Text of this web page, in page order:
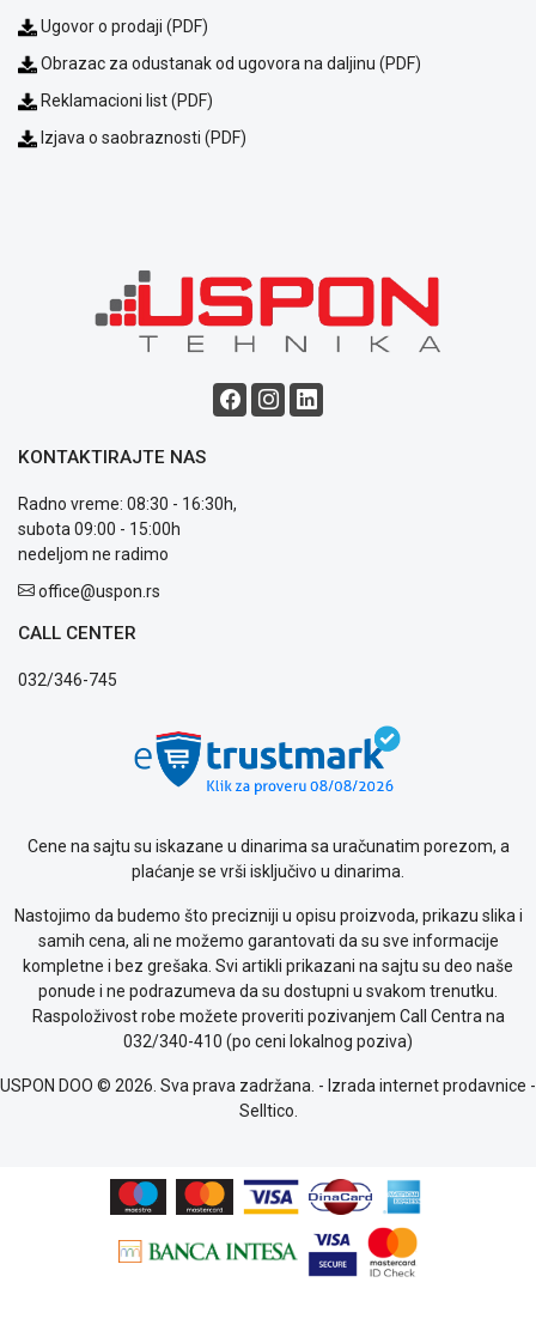
Blog
Način
plaćanja
Saobraznost
privatnosti
o
kolačićima
Provera
garancije
Kontakt
KREDIT
Ugovor o prodaji (PDF)
Obrazac za odustanak od ugovora na daljinu (PDF)
Reklamacioni list (PDF)
Izjava o saobraznosti (PDF)
KONTAKTIRAJTE NAS
Radno vreme: 08:30 - 16:30h,
subota 09:00 - 15:00h
nedeljom ne radimo
office@uspon.rs
CALL CENTER
032/346-745
Cene na sajtu su iskazane u dinarima sa uračunatim porezom, a
plaćanje se vrši isključivo u dinarima.
Nastojimo da budemo što precizniji u opisu proizvoda, prikazu slika i
samih cena, ali ne možemo garantovati da su sve informacije
kompletne i bez grešaka. Svi artikli prikazani na sajtu su deo naše
ponude i ne podrazumeva da su dostupni u svakom trenutku.
Raspoloživost robe možete proveriti pozivanjem Call Centra na
032/340-410 (po ceni lokalnog poziva)
USPON DOO © 2026. Sva prava zadržana. - Izrada internet prodavnice -
Selltico.